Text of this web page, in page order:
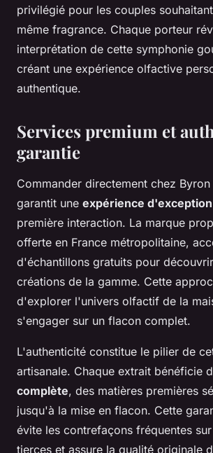
privilégié pour les couples
même fragrance. Chaque porteur
interprétation de cette symphonie
créant une expérience olfactive
authentique.
Services premium et
garantie
Commander directement chez
garantit une expérience d'exception
première interaction. La marque
offerte en France métropolitaine,
d'échantillons gratuits pour
créations de la gamme. Cette
d'explorer l'univers olfactif de la
s'engager sur un flacon complet.
L'authenticité constitue le pilier de
artisanale. Chaque extrait bénéficie
complète, des matières premières
jusqu'à la mise en flacon. Cette
évite les contrefaçons fréquentes
tierces et assure la qualité originale